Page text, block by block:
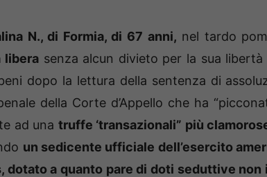
N., di Formia, di 67 anni, nel tardo
liberasenza alcun divieto per la sua
dopo la lettura della sentenza di
della Corte d’Appello che ha
ad una truffe ‘transazionali” più
un sedicente ufficiale dell’esercito
dotato a quanto pare di doti seduttive